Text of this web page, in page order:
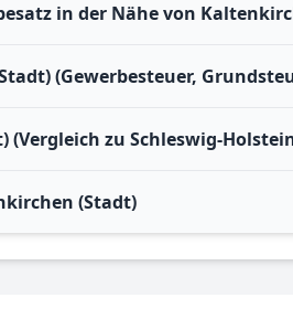
in der Nähe von
(Gewerbesteuer,
zu Schleswig-
(Stadt)